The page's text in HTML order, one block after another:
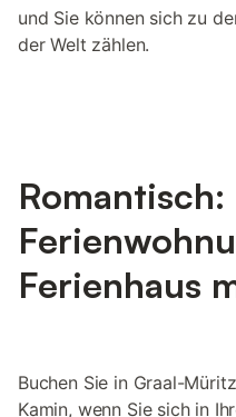
und Sie können sich zu
der Welt zählen.
Romantisch:
Ferienhaus
Buchen Sie in Graal-
Kamin, wenn Sie sich in